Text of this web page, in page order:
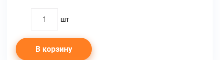
quantity
шт
В корзину